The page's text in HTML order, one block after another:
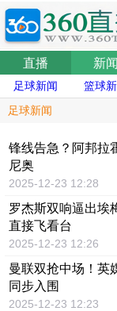
直播 新闻
足球新闻
篮球
足球新闻
锋线告急？阿邦拉
尼奥
2025-12-23 12:28
罗杰斯双响逼出埃
直接飞看台
2025-12-23 12:26
曼联双抢中场！英
同步入围
2025-12-23 12:23